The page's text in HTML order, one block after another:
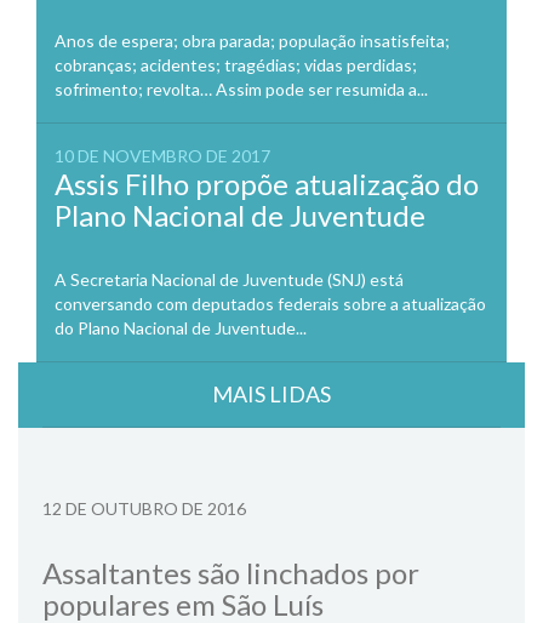
Anos de espera; obra parada; população insatisfeita;
cobranças; acidentes; tragédias; vidas perdidas;
sofrimento; revolta… Assim pode ser resumida a...
10 DE NOVEMBRO DE 2017
Assis Filho propõe atualização do
Plano Nacional de Juventude
A Secretaria Nacional de Juventude (SNJ) está
conversando com deputados federais sobre a atualização
do Plano Nacional de Juventude...
MAIS LIDAS
12 DE OUTUBRO DE 2016
Assaltantes são linchados por
populares em São Luís